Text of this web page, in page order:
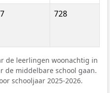
7 728
de leerlingen woonachtig in
de middelbare school gaan.
schooljaar 2025-2026.